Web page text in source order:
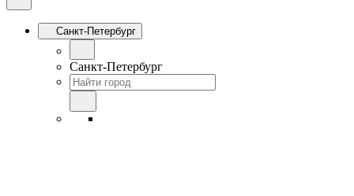
Санкт-Петербург
Санкт-Петербург